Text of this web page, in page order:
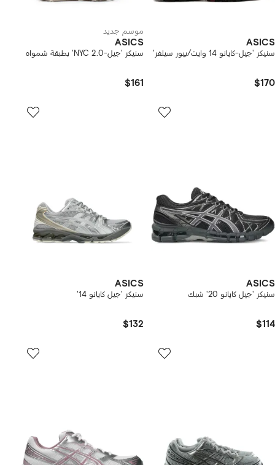
ASICS
سنيكر 'جيل-كايانو 14 وايت/بيور سيلفر'
$170
موسم جديد
ASICS
سنيكر 'جيل-NYC 2.0' بطبقة شمواه
$161
ASICS
سنيكر 'جيل كايانو 20' شبك
$114
ASICS
سنيكر 'جيل كايانو 14'
$132